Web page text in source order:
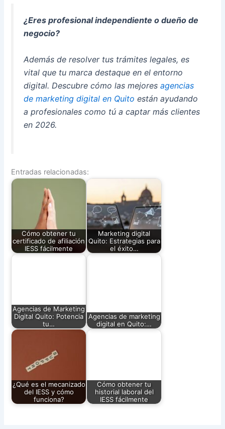
¿Eres profesional independiente o dueño de
negocio?
Además de resolver tus trámites legales, es
vital que tu marca destaque en el entorno
digital. Descubre cómo las mejoresagencias
de marketing digital en Quito están ayudando
a profesionales como tú a captar más clientes
en 2026.
Entradas relacionadas:
Cómo obtener tu
certificado de afiliación
IESS fácilmente
Marketing digital
Quito: Estrategias para
el éxito…
Agencias de Marketing
Digital Quito: Potencia
tu…
Agencias de marketing
digital en Quito:…
¿Qué es el mecanizado
del IESS y cómo
funciona?
Cómo obtener tu
historial laboral del
IESS fácilmente